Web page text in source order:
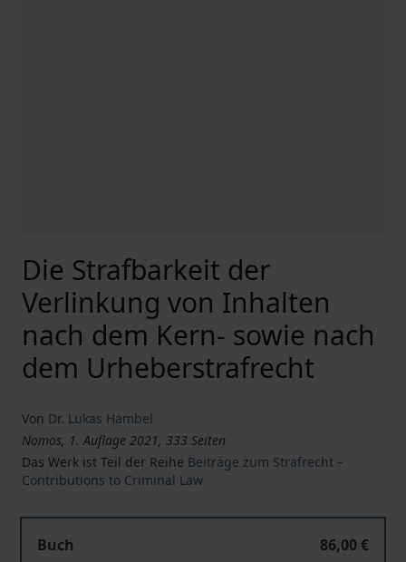
Die Strafbarkeit der
Verlinkung von Inhalten
nach dem Kern- sowie nach
dem Urheberstrafrecht
Von Dr. Lukas Hambel
Nomos, 1. Auflage 2021, 333 Seiten
Das Werk ist Teil der Reihe Beiträge zum Strafrecht –
Contributions to Criminal Law
Buch
86,00 €